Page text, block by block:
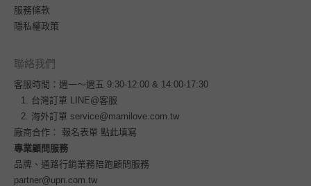
服務條款
隱私權政策
聯絡我們
客服時間：週一～週五 9:30-12:00 & 14:00-17:30
台灣訂單
LINE@客服
海外訂單 service@mamilove.com.tw
廠商合作： 報名表單 點此填寫
專業顧問服務
品牌、通路行銷業務陪跑顧問服務
partner@upn.com.tw